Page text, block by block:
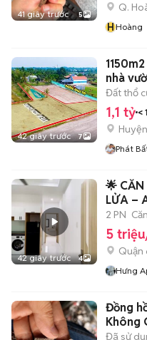
41 giây trước 5
Q.
HHoàng
42 giây trước 7
nhà
Đất thổ
1,1 tỷ <
Phát
42 giây trước 4
🌟 CĂN
LỬA –
2 PN
5
Quận
Hưng
Đồng
Không
Đã sử